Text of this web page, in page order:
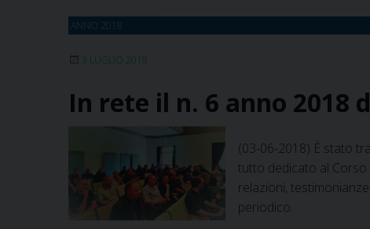
ANNO 2018
3 LUGLIO 2018
In rete il n. 6 anno 2018
(03-06-2018) È stato
tutto dedicato al Corso
relazioni,
periodico.